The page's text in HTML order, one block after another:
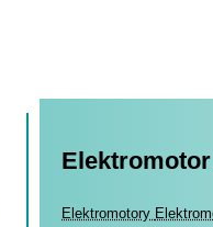
Elektromotor
Elektromotory